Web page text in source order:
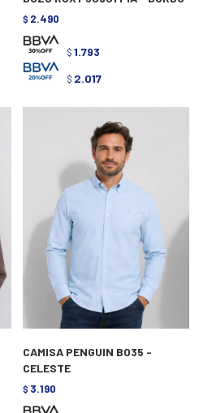
$ 2.490
$ 1.793
$ 2.017
CAMISA PENGUIN B035 -
CELESTE
$ 3.190